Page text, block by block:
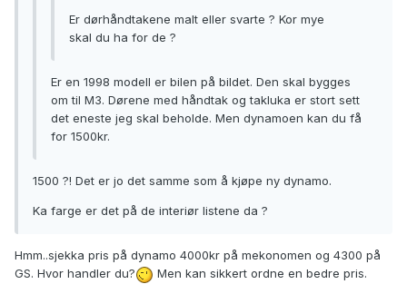
Er dørhåndtakene malt eller svarte ? Kor mye
skal du ha for de ?
Er en 1998 modell er bilen på bildet. Den skal bygges
om til M3. Dørene med håndtak og takluka er stort sett
det eneste jeg skal beholde. Men dynamoen kan du få
for 1500kr.
1500 ?! Det er jo det samme som å kjøpe ny dynamo.
Ka farge er det på de interiør listene da ?
Hmm..sjekka pris på dynamo 4000kr på mekonomen og 4300 på
GS. Hvor handler du?
Men kan sikkert ordne en bedre pris.